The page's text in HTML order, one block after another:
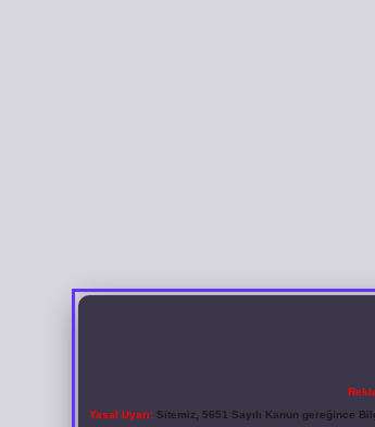
Yasal Uyarı:Sitemiz, 5651 Sayılı Kanun gereğince